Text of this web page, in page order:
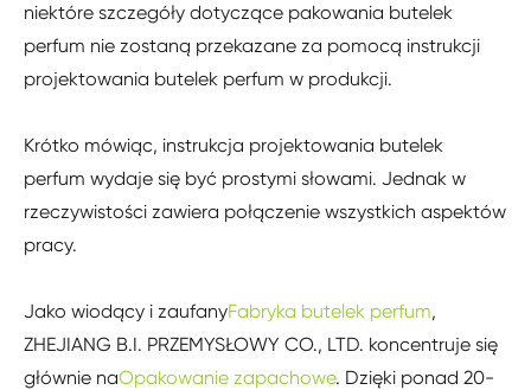
niektóre szczegóły dotyczące pakowania butelek
perfum nie zostaną przekazane za pomocą instrukcji
projektowania butelek perfum w produkcji.
Krótko mówiąc, instrukcja projektowania butelek
perfum wydaje się być prostymi słowami. Jednak w
rzeczywistości zawiera połączenie wszystkich aspektów
pracy.
Jako wiodący i zaufanyFabryka butelek perfum,
ZHEJIANG B.I. PRZEMYSŁOWY CO., LTD. koncentruje się
głównie naOpakowanie zapachowe. Dzięki ponad 20-